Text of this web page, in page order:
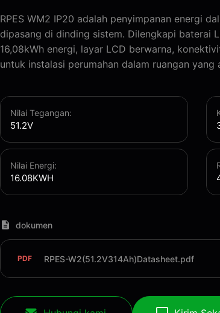
RPES WM2 IP20 adalah penyimpanan energi
dipasang di dinding sistem. Dilengkapi baterai
16,08kWh energi, layar LCD berwarna,
untuk instalasi perumahan dalam ruangan yang
Nilai Tegangan:
51.2V
Nilai Energi:
16.08KWH
dokumen
PDF RPES-W2(51.2V314Ah)Datasheet.pdf